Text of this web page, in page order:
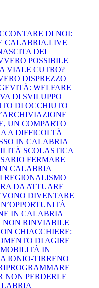
DI NOI:
CALABRIA.LIVE
DEI
POSSIBILE
VIALE CUTRO?
DISPREZZO
WELFARE
DI SVILUPPO
DI OCCHIUTO
UN COMPARTO
A DIFFICOLTÀ
IN CALABRIA
SCOLASTICA
FERMARE
CALABRIA
REGIONALISMO
DA ATTUARE
DIVENTARE
IN CALABRIA
NON RINVIABILE
CHIACCHIERE:
DI AGIRE
IN
IONIO-TIRRENO
NON PERDERLE